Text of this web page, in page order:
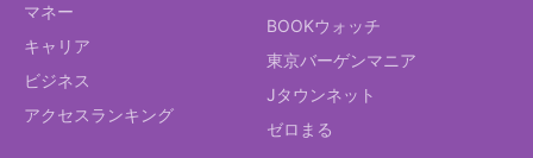
マネー
キャリア
ビジネス
アクセスランキング
BOOKウォッチ
東京バーゲンマニア
Jタウンネット
ゼロまる